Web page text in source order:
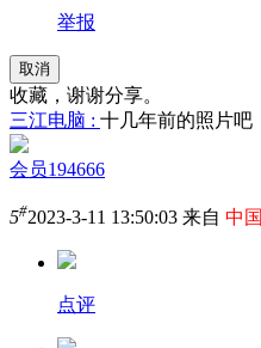
举报
取消
收藏，谢谢分享。
三江电脑 : 十几年前的照片吧
会员194666
5#2023-3-11 13:50:03 来自 中国
点评